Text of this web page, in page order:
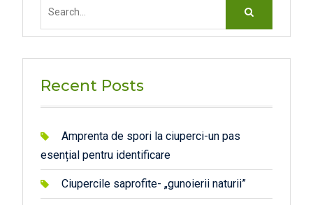
Recent Posts
Amprenta de spori la ciuperci-un pas
esențial pentru identificare
Ciupercile saprofite- „gunoierii naturii”